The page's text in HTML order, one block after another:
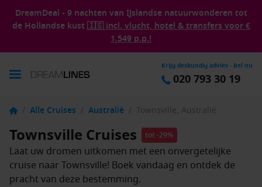
DreamDeal - 9 nachten van IJslandse natuurwonderen tot
de Hollandse kust 🇮🇸 incl. vlucht, hotel & transfers voor €
1.549 p.p.!
Krijg deskundig advies - Bel nu
020 793 30 19
/ Alle Cruises / Australië / Townsville, Australië
Townsville Cruises tot -29%
Laat uw dromen uitkomen met een onvergetelijke
cruise naar Townsville! Boek vandaag en ontdek de
pracht van deze bestemming.